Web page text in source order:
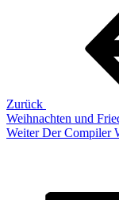
Zurück
Weihnachten und
Nächster
Weiter Der Compiler